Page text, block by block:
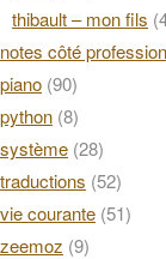
thibault – mon fils
notes côté
piano (90)
python (8)
système (28)
traductions (52)
vie courante (51)
zeemoz (9)